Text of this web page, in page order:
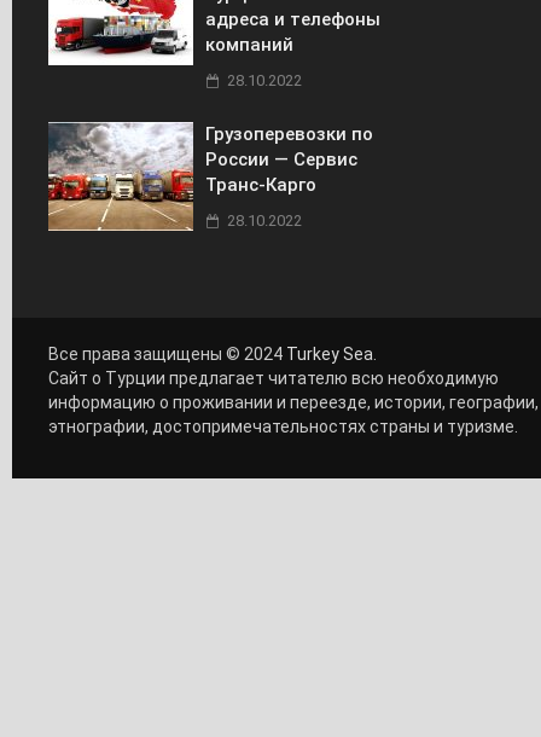
адреса и телефоны
компаний
28.10.2022
Грузоперевозки по
России — Сервис
Транс-Карго
28.10.2022
Все права защищены © 2024 Turkey Sea.
Сайт о Турции предлагает читателю всю необходимую
информацию о проживании и переезде, истории, географии,
этнографии, достопримечательностях страны и туризме.